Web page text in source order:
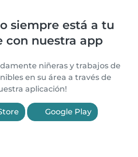
siempre está a tu
con nuestra app
niñeras y trabajos de
en su área a través de
aplicación!
Google Play